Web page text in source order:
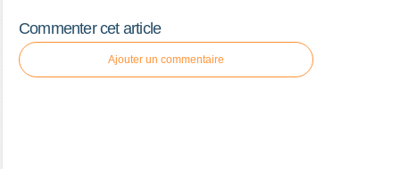
Commenter cet article
Ajouter un commentaire